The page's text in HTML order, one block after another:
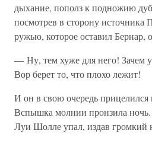
дыхание, пополз к подножию
посмотрев в сторону
ружью, которое оставил Бернар,
— Ну, тем хуже для него! Зачем у
Вор берет то, что плохо лежит!
И он в свою очередь
Вспышка молнии пронзила ночь.
Луи Шолле упал, издав громкий